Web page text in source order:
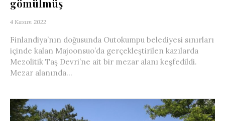
gömülmüş
4 Kasım 2022
Finlandiya’nın doğusunda Outokumpu belediyesi sınırları
içinde kalan Majoonsuo’da gerçekleştirilen kazılarda
Mezolitik Taş Devri’ne ait bir mezar alanı keşfedildi.
Mezar alanında...